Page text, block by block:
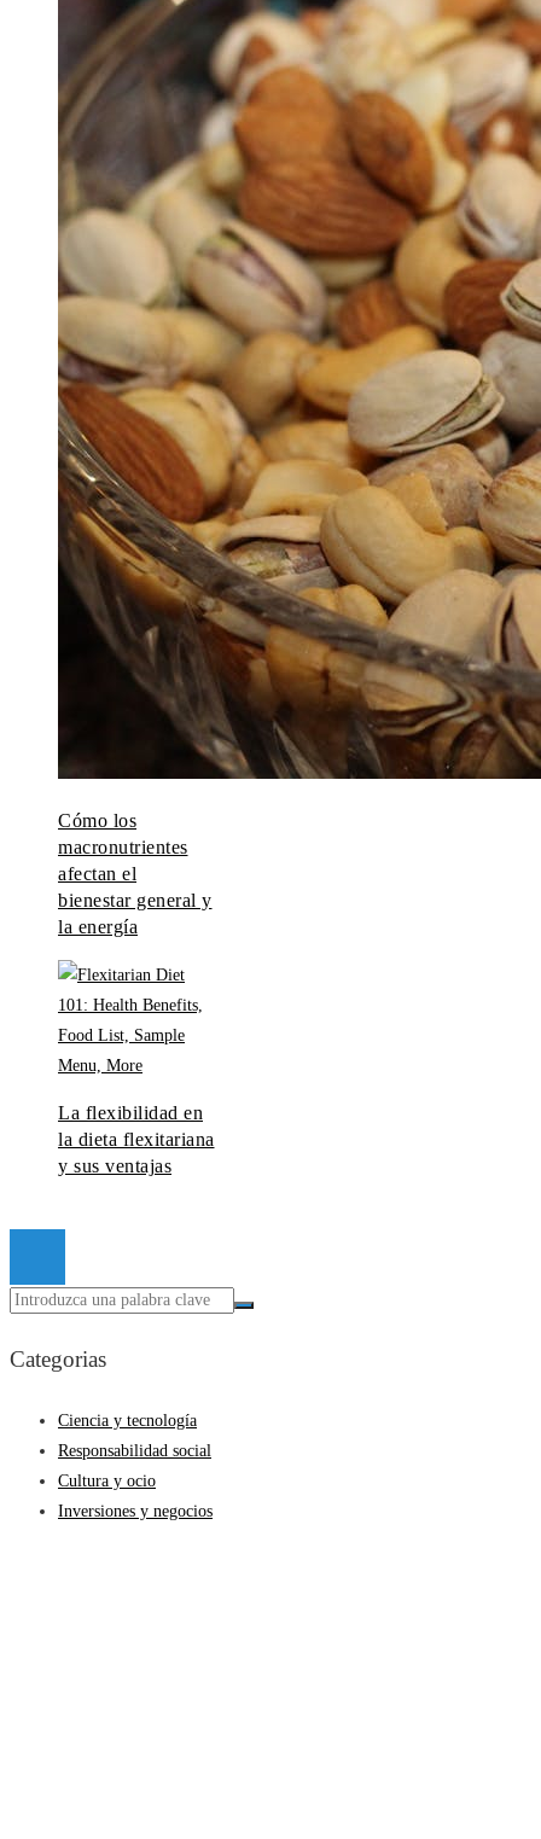
Cómo los
macronutrientes
afectan el
bienestar general y
la energía
La flexibilidad en
la dieta flexitariana
y sus ventajas
Categorias
Ciencia y tecnología
Responsabilidad social
Cultura y ocio
Inversiones y negocios